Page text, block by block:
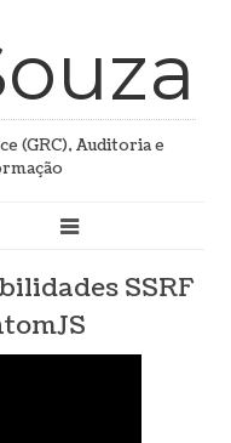
(GRC), Auditoria e
SSRF